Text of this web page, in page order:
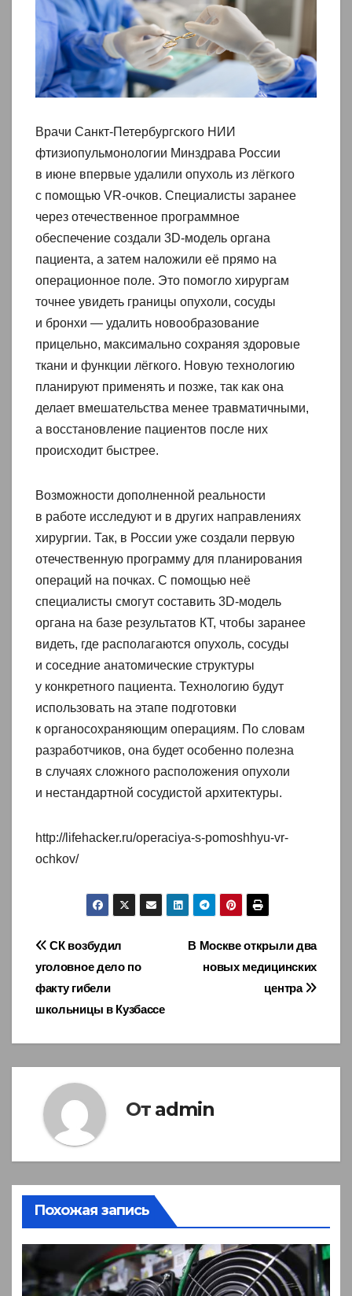
Врачи Санкт-Петербургского НИИ
фтизиопульмонологии Минздрава России
в июне впервые удалили опухоль из лёгкого
с помощью VR-очков. Специалисты заранее
через отечественное программное
обеспечение создали 3D-модель органа
пациента, а затем наложили её прямо на
операционное поле. Это помогло хирургам
точнее увидеть границы опухоли, сосуды
и бронхи — удалить новообразование
прицельно, максимально сохраняя здоровые
ткани и функции лёгкого. Новую технологию
планируют применять и позже, так как она
делает вмешательства менее травматичными,
а восстановление пациентов после них
происходит быстрее.
Возможности дополненной реальности
в работе исследуют и в других направлениях
хирургии. Так, в России уже создали первую
отечественную программу для планирования
операций на почках. С помощью неё
специалисты смогут составить 3D-модель
органа на базе результатов КТ, чтобы заранее
видеть, где располагаются опухоль, сосуды
и соседние анатомические структуры
у конкретного пациента. Технологию будут
использовать на этапе подготовки
к органосохраняющим операциям. По словам
разработчиков, она будет особенно полезна
в случаях сложного расположения опухоли
и нестандартной сосудистой архитектуры.
http://lifehacker.ru/operaciya-s-pomoshhyu-vr-
ochkov/
Навигация
по
записям
В Москве открыли два
новых медицинских
центра
СК возбудил
уголовное дело по
факту гибели
школьницы в Кузбассе
От admin
Похожая запись